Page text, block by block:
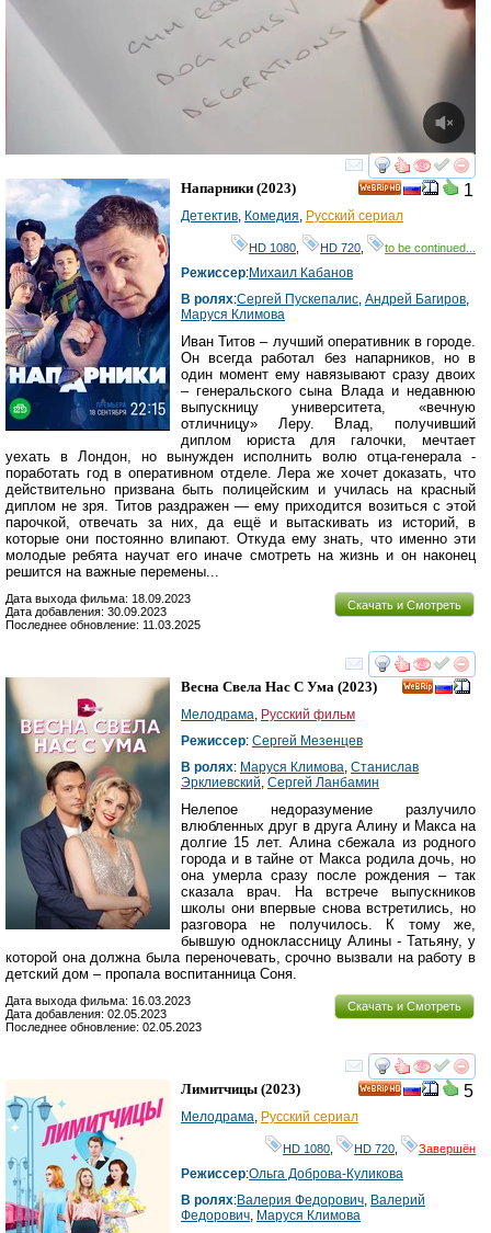
смотреть
1
Напарники (2023)
Детектив, Комедия, Русский сериал
HD 1080, HD 720, to be continued...
Режиссер:Михаил Кабанов
В ролях:Сергей Пускепалис, Андрей Багиров,
Маруся Климова
Иван Титов – лучший оперативник в городе.
Он всегда работал без напарников, но в
один момент ему навязывают сразу двоих
– генеральского сына Влада и недавнюю
выпускницу университета, «вечную
отличницу» Леру. Влад, получивший
диплом юриста для галочки, мечтает
уехать в Лондон, но вынужден исполнить волю отца-генерала -
поработать год в оперативном отделе. Лера же хочет доказать, что
действительно призвана быть полицейским и училась на красный
диплом не зря. Титов раздражен — ему приходится возиться с этой
парочкой, отвечать за них, да ещё и вытаскивать из историй, в
которые они постоянно влипают. Откуда ему знать, что именно эти
молодые ребята научат его иначе смотреть на жизнь и он наконец
решится на важные перемены...
Скачать и Смотреть
Дата выхода фильма: 18.09.2023
Дата добавления: 30.09.2023
Последнее обновление: 11.03.2025
смотреть
Весна Свела Нас С Ума (2023)
Мелодрама, Русский фильм
Режиссер: Сергей Мезенцев
В ролях: Маруся Климова, Станислав
Эрклиевский, Сергей Ланбамин
Нелепое недоразумение разлучило
влюбленных друг в друга Алину и Макса на
долгие 15 лет. Алина сбежала из родного
города и в тайне от Макса родила дочь, но
она умерла сразу после рождения – так
сказала врач. На встрече выпускников
школы они впервые снова встретились, но
разговора не получилось. К тому же,
бывшую одноклассницу Алины - Татьяну, у
которой она должна была переночевать, срочно вызвали на работу в
детский дом – пропала воспитанница Соня.
Скачать и Смотреть
Дата выхода фильма: 16.03.2023
Дата добавления: 02.05.2023
Последнее обновление: 02.05.2023
смотреть
5
Лимитчицы (2023)
Мелодрама, Русский сериал
HD 1080 HD 720 Завершён
Режиссер:Ольга Доброва-Куликова
В ролях:Валерия Федорович, Валерий
Федорович, Маруся Климова